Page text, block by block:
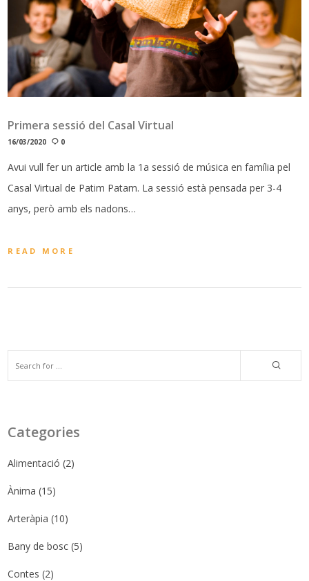
Primera sessió del Casal Virtual
16/03/2020 0
Avui vull fer un article amb la 1a sessió de música en família pel
Casal Virtual de Patim Patam. La sessió està pensada per 3-4
anys, però amb els nadons…
READ MORE
Categories
Alimentació (2)
Ànima (15)
Arteràpia (10)
Bany de bosc (5)
Contes (2)